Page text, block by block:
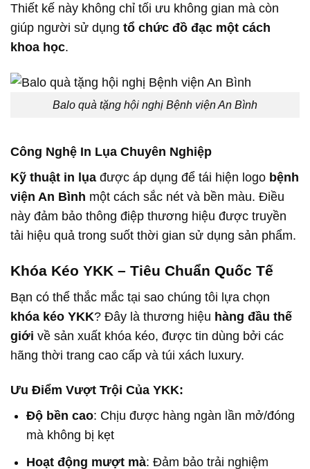
Thiết kế này không chỉ tối ưu không gian mà còn
giúp người sử dụng tổ chức đồ đạc một cách
khoa học.
Balo quà tặng hội nghị Bệnh viện An Bình
Công Nghệ In Lụa Chuyên Nghiệp
Kỹ thuật in lụa được áp dụng để tái hiện logo bệnh
viện An Bình một cách sắc nét và bền màu. Điều
này đảm bảo thông điệp thương hiệu được truyền
tải hiệu quả trong suốt thời gian sử dụng sản phẩm.
Khóa Kéo YKK – Tiêu Chuẩn Quốc Tế
Bạn có thể thắc mắc tại sao chúng tôi lựa chọn
khóa kéo YKK? Đây là thương hiệu hàng đầu thế
giới về sản xuất khóa kéo, được tin dùng bởi các
hãng thời trang cao cấp và túi xách luxury.
Ưu Điểm Vượt Trội Của YKK:
Độ bền cao: Chịu được hàng ngàn lần mở/đóng
mà không bị kẹt
Hoạt động mượt mà: Đảm bảo trải nghiệm